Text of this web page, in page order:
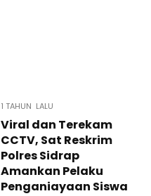
1 TAHUN LALU
Viral dan Terekam
CCTV, Sat Reskrim
Polres Sidrap
Amankan Pelaku
Penganiayaan Siswa